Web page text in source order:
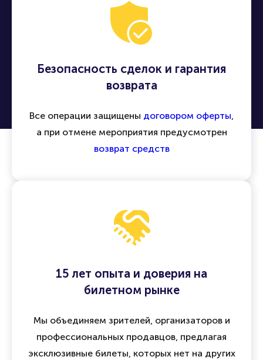
Безопасность сделок и гарантия
возврата
Все операции защищены договором оферты,
а при отмене мероприятия предусмотрен
возврат средств
15 лет опыта и доверия на
билетном рынке
Мы объединяем зрителей, организаторов и
профессиональных продавцов, предлагая
эксклюзивные билеты, которых нет на других